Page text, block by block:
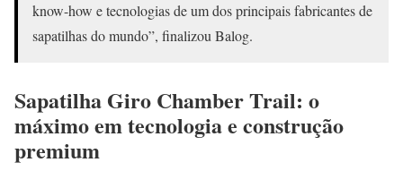
know-how e tecnologias de um dos principais fabricantes de
sapatilhas do mundo”, finalizou Balog.
Sapatilha Giro Chamber Trail: o
máximo em tecnologia e construção
premium